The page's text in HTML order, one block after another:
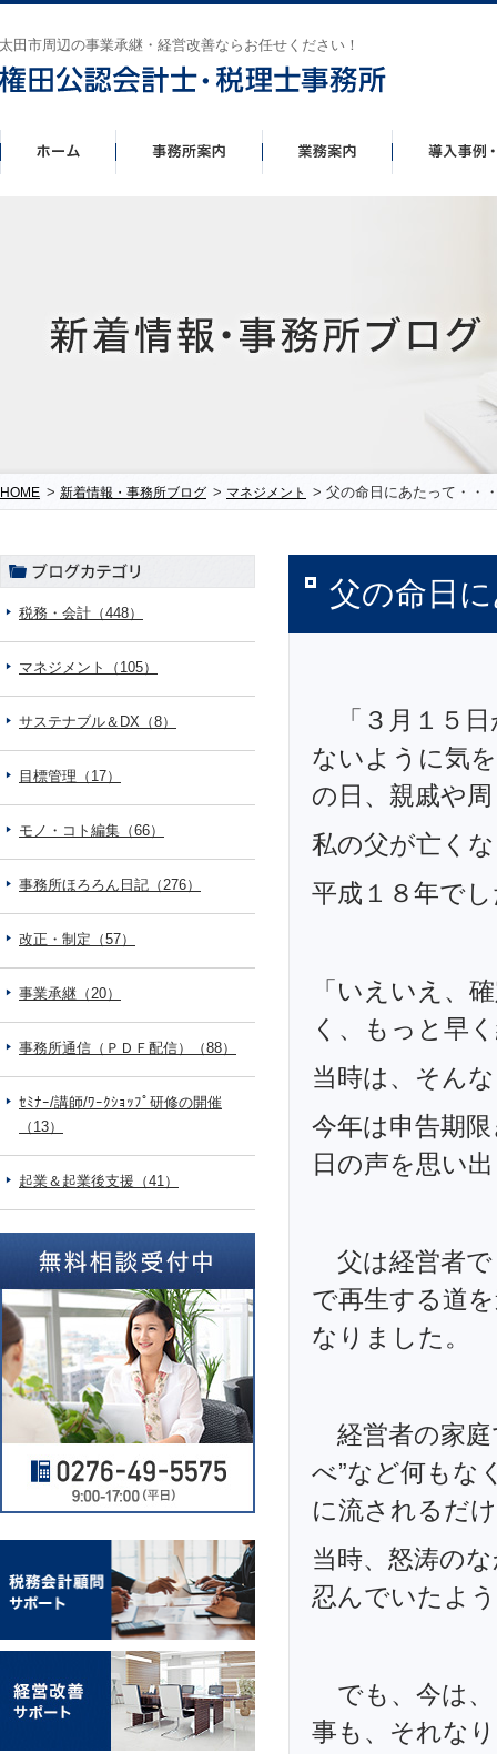
太田市周辺の事業承継・経営改善ならお任せください！
HOME > 新着情報・事務所ブログ > マネジメント > 父の命日にあたって・・
父の命日
「３月１５日
ないように気
の日、親戚や
私の父が亡く
平成１８年で
「いえいえ、
く、もっと早
当時は、そん
今年は申告期
日の声を思い
父は経営者で
で再生する道
なりました。
経営者の家庭
べ”など何もな
に流されるだ
当時、怒涛の
忍んでいたよ
でも、今は、
事も、それな
税務・会計（448）
マネジメント（105）
サステナブル＆DX（8）
目標管理（17）
モノ・コト編集（66）
事務所ほろろん日記（276）
改正・制定（57）
事業承継（20）
事務所通信（ＰＤＦ配信）（88）
ｾﾐﾅｰ/講師/ﾜｰｸｼｮｯﾌﾟ研修の開催
（13）
起業＆起業後支援（41）